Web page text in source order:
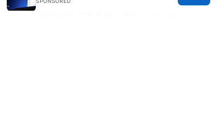
ネット活用ガイド完全版：設定・セキュリテ